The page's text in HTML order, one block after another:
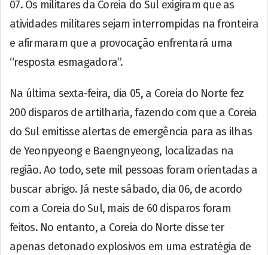
07. Os militares da Coreia do Sul exigiram que as
atividades militares sejam interrompidas na fronteira
e afirmaram que a provocação enfrentará uma
“resposta esmagadora”.
Na última sexta-feira, dia 05, a Coreia do Norte fez
200 disparos de artilharia, fazendo com que a Coreia
do Sul emitisse alertas de emergência para as ilhas
de Yeonpyeong e Baengnyeong, localizadas na
região. Ao todo, sete mil pessoas foram orientadas a
buscar abrigo. Já neste sábado, dia 06, de acordo
com a Coreia do Sul, mais de 60 disparos foram
feitos. No entanto, a Coreia do Norte disse ter
apenas detonado explosivos em uma estratégia de